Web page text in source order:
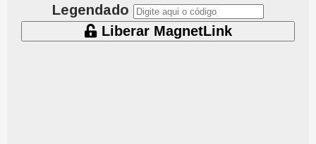
Legendado
Liberar MagnetLink